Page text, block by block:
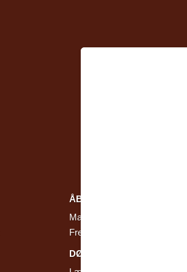
ÅBNINGSTIDER
Mandag – Torsdag : 7.30 –
Fredag : 7.30 – 15.00
DØGNSERVICE